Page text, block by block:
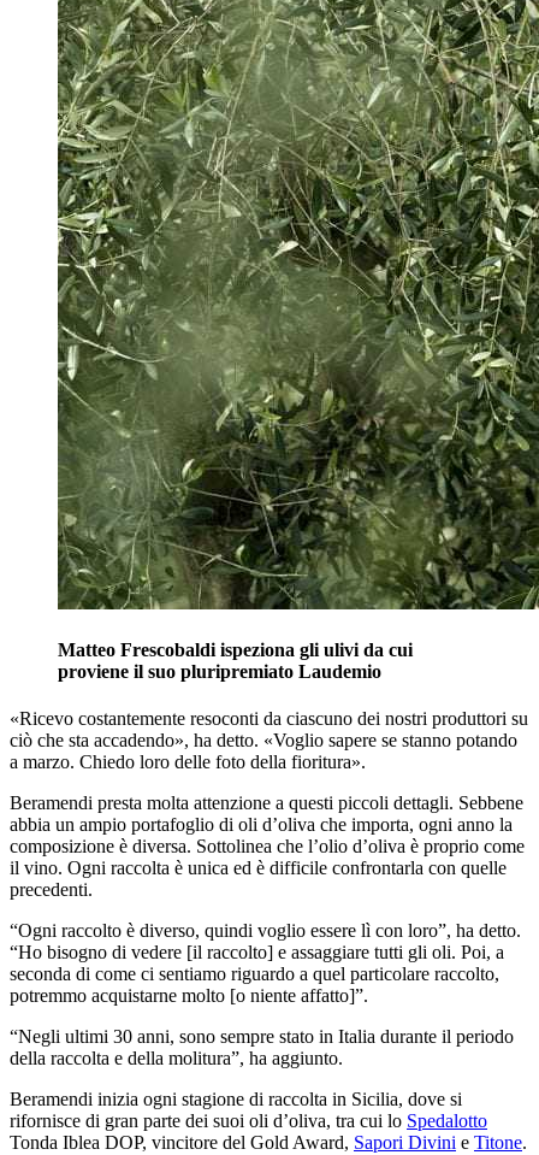
Matteo Frescobaldi ispeziona gli ulivi da cui
proviene il suo pluripremiato Laudemio
«Ricevo costantemente resoconti da ciascuno dei nostri produttori su
ciò che sta accadendo», ha detto. «Voglio sapere se stanno potando
a marzo. Chiedo loro delle foto della fioritura».
Beramendi presta molta attenzione a questi piccoli dettagli. Sebbene
abbia un ampio portafoglio di oli d’oliva che importa, ogni anno la
composizione è diversa. Sottolinea che l’olio d’oliva è proprio come
il vino. Ogni raccolta è unica ed è difficile confrontarla con quelle
precedenti.
“Ogni raccolto è diverso, quindi voglio essere lì con loro”, ha detto.
“Ho bisogno di vedere [il raccolto] e assaggiare tutti gli oli. Poi, a
seconda di come ci sentiamo riguardo a quel particolare raccolto,
potremmo acquistarne molto [o niente affatto]”.
“Negli ultimi 30 anni, sono sempre stato in Italia durante il periodo
della raccolta e della molitura”, ha aggiunto.
Beramendi inizia ogni stagione di raccolta in Sicilia, dove si
rifornisce di gran parte dei suoi oli d’oliva, tra cui lo Spedalotto
Tonda Iblea DOP, vincitore del Gold Award, Sapori Divini e Titone.